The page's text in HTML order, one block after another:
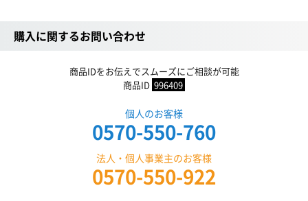
購入に関するお問い合わせ
商品IDをお伝えでスムーズにご相談が可能
商品ID 996409
個人のお客様
0570-550-760
法人・個人事業主のお客様
0570-550-922